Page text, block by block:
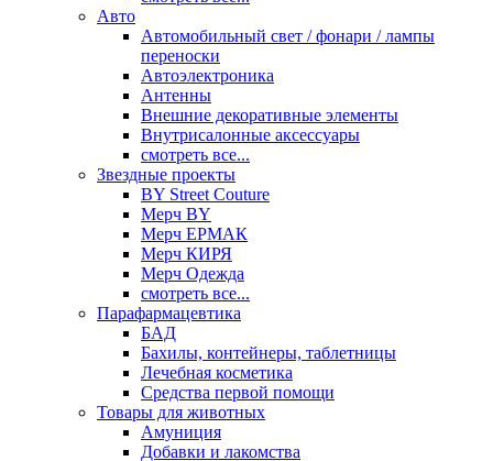
Авто
Автомобильный свет / фонари / лампы
переноски
Автоэлектроника
Антенны
Внешние декоративные элементы
Внутрисалонные аксессуары
смотреть все...
Звездные проекты
BY Street Couture
Мерч BY
Мерч ЕРМАК
Мерч КИРЯ
Мерч Одежда
смотреть все...
Парафармацевтика
БАД
Бахилы, контейнеры, таблетницы
Лечебная косметика
Средства первой помощи
Товары для животных
Амуниция
Добавки и лакомства